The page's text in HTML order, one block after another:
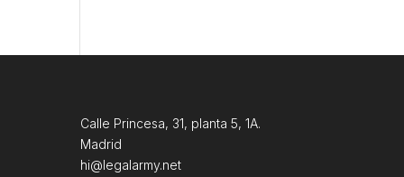
Calle Princesa, 31, planta 5, 1A.
Madrid
hi@legalarmy.net